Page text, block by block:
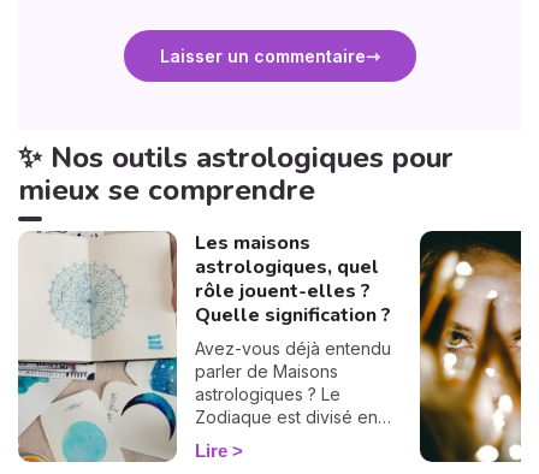
Laisser un commentaire
✨ Nos outils astrologiques pour
mieux se comprendre
Les maisons
astrologiques, quel
rôle jouent-elles ?
Quelle signification ?
Avez-vous déjà entendu
parler de Maisons
astrologiques ? Le
Zodiaque est divisé en
douze Maisons et chacune
correspond à une sphère
Lire